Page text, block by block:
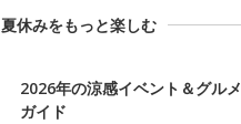
夏休みをもっと楽しむ
2026年の涼感イベント＆グルメ
ガイド